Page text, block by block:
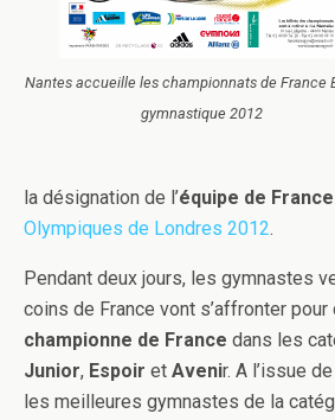
Nantes accueille les championnats de France
gymnastique 2012
la désignation de l’équipe de France
Olympiques de Londres 2012.
Pendant deux jours, les gymnastes
coins de France vont s’affronter
championne de France dans les
Junior, Espoir et Avenir. A l’issue
les meilleures gymnastes de la